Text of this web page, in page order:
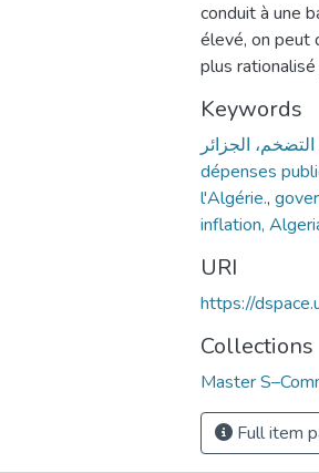
conduit à une
élevé, on peut
plus
Keywords
dépenses
l'Algérie.,
inflation,
URI
https://
Collections
Master
Full item